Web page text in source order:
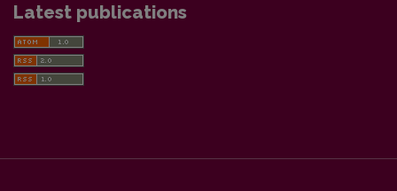
Latest publications